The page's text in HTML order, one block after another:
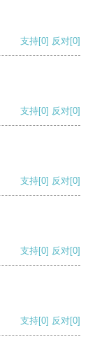
支持[0] 反对[0]
支持[0] 反对[0]
支持[0] 反对[0]
支持[0] 反对[0]
支持[0] 反对[0]